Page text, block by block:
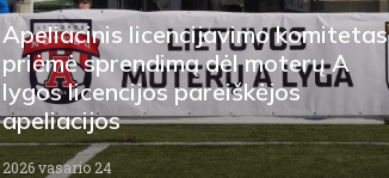
Apeliacinis licencijavimo komitetas
priėmė sprendimą dėl moterų A
lygos licencijos pareiškėjos
apeliacijos
2026 vasario 24